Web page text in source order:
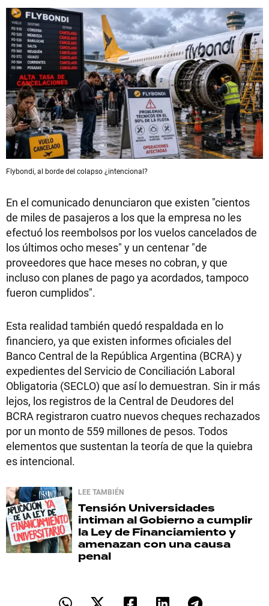
Flybondi, al borde del colapso ¿intencional?
En el comunicado denunciaron que existen "cientos
de miles de pasajeros a los que la empresa no les
efectuó los reembolsos por los vuelos cancelados de
los últimos ocho meses" y un centenar "de
proveedores que hace meses no cobran, y que
incluso con planes de pago ya acordados, tampoco
fueron cumplidos".
Esta realidad también quedó respaldada en lo
financiero, ya que existen informes oficiales del
Banco Central de la República Argentina (BCRA) y
expedientes del Servicio de Conciliación Laboral
Obligatoria (SECLO) que así lo demuestran. Sin ir más
lejos, los registros de la Central de Deudores del
BCRA registraron cuatro nuevos cheques rechazados
por un monto de 559 millones de pesos. Todos
elementos que sustentan la teoría de que la quiebra
es intencional.
LEE TAMBIÉN
Tensión Universidades
intiman al Gobierno a cumplir
la Ley de Financiamiento y
amenazan con una causa
penal